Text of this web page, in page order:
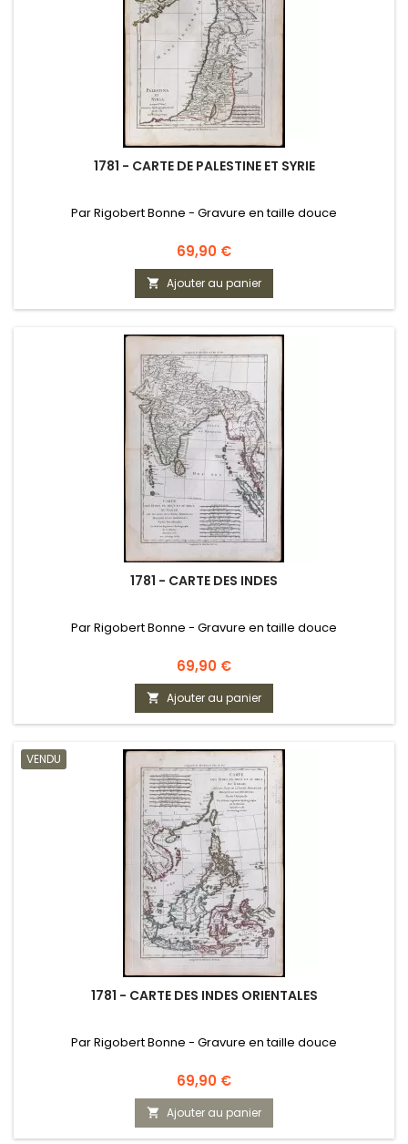
1781 - CARTE DE PALESTINE ET SYRIE
Par Rigobert Bonne - Gravure en taille douce
Prix
69,90 €
 Ajouter au panier
1781 - CARTE DES INDES
Par Rigobert Bonne - Gravure en taille douce
Prix
69,90 €
 Ajouter au panier
VENDU
1781 - CARTE DES INDES ORIENTALES
Par Rigobert Bonne - Gravure en taille douce
Prix
69,90 €
 Ajouter au panier